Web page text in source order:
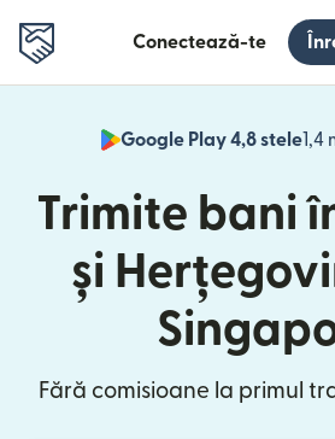
Conectează-te
Google Play 4,8 stele1,4
Trimite bani
și
Fără comisioane la primul